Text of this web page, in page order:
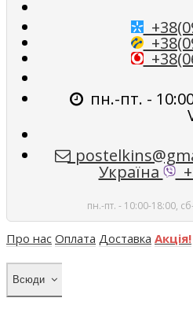
пн.-пт. -
Україна
пн.-пт. - 10:00-18:00,
Про нас Оплата Доставка Акція!
Всюди